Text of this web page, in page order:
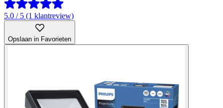
5.0 / 5 (1 klantreview)
Opslaan in Favorieten